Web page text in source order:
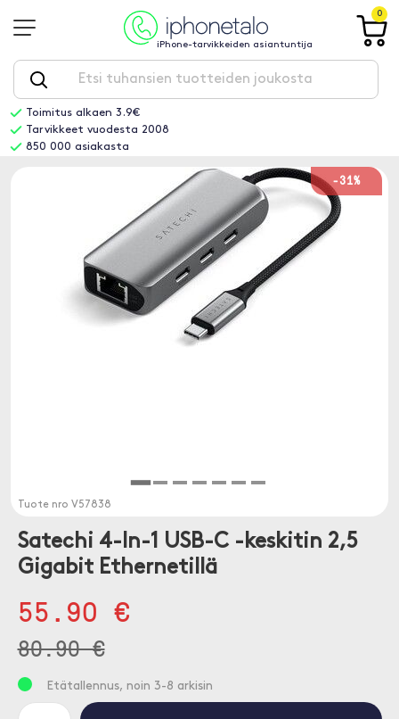
iPhone-tarvikkeiden asiantuntija
0
Toimitus alkaen 3.9€
Tarvikkeet vuodesta 2008
850 000 asiakasta
-31%
Tuote nro V57838
Satechi 4-In-1 USB-C -keskitin 2,5
Gigabit Ethernetillä
55.90 €
80.90 €
Etätallennus, noin 3-8 arkisin